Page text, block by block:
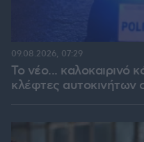
Το νέο... καλοκαιρινό
κλέφτες αυτοκινήτων
09.08.2026, 07:29